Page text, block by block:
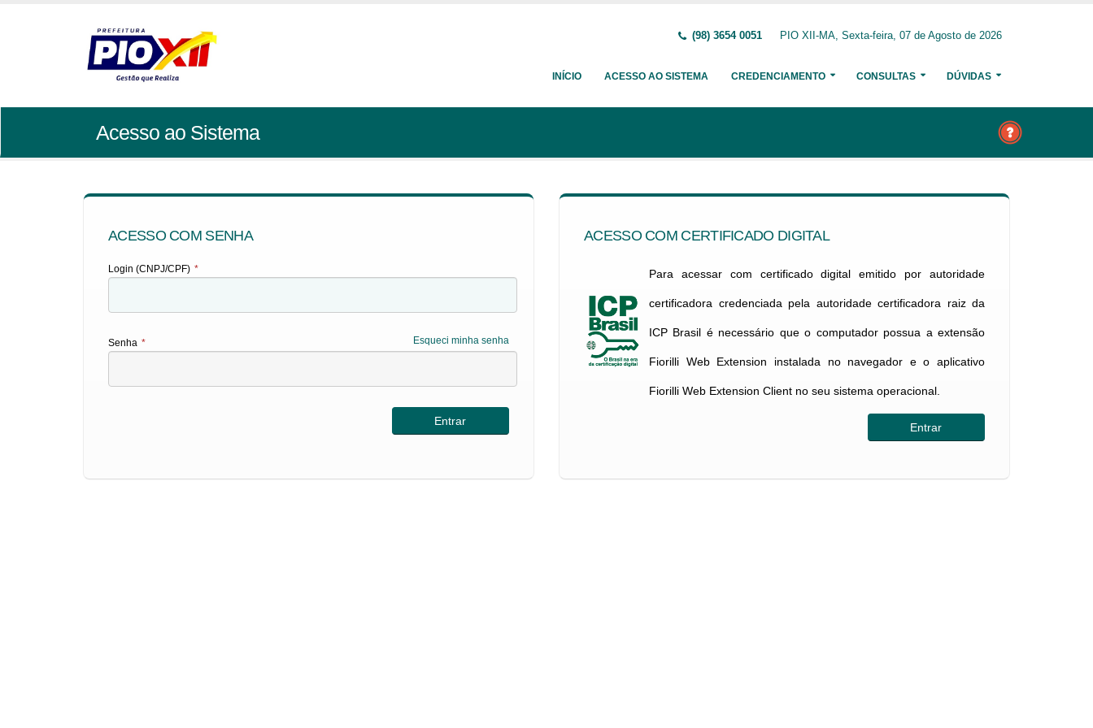
(98) 3654 0051 PIO XII-MA, Sexta-feira, 07 de Agosto de 2026
INÍCIO ACESSO AO SISTEMA CREDENCIAMENTO CONSULTAS DÚVIDAS
Acesso ao Sistema
ACESSO COM SENHA
Login (CNPJ/CPF) *
Esqueci minha senha
Senha *
ACESSO COM CERTIFICADO DIGITAL
Para acessar com certificado digital emitido por autoridade
certificadora credenciada pela autoridade certificadora raiz da
ICP Brasil é necessário que o computador possua a extensão
Fiorilli Web Extension instalada no navegador e o aplicativo
Fiorilli Web Extension Client no seu sistema operacional.